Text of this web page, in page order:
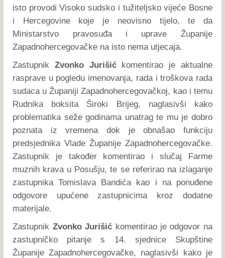
isto provodi Visoko sudsko i tužiteljsko vijeće Bosne
i Hercegovine koje je neovisno tijelo, te da
Ministarstvo pravosuđa i uprave Županije
Zapadnohercegovačke na isto nema utjecaja.
Zastupnik Zvonko Jurišićkomentirao je aktualne
rasprave u pogledu imenovanja, rada i troškova rada
sudaca u Županiji Zapadnohercegovačkoj, kao i temu
Rudnika boksita Široki Brijeg, naglasivši kako
problematika seže godinama unatrag te mu je dobro
poznata iz vremena dok je obnašao funkciju
predsjednika Vlade Županije Zapadnohercegovačke.
Zastupnik je također komentirao i slučaj Farme
muznih krava u Posušju, te se referirao na izlaganje
zastupnika Tomislava Bandića kao i na ponuđene
odgovore upućene zastupnicima kroz dodatne
materijale.
Zastupnik Zvonko Jurišić komentirao je odgovor na
zastupničko pitanje s 14. sjednice Skupštine
Županije Zapadnohercegovačke, naglasivši kako je